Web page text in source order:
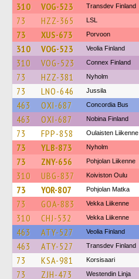
310 VOG-523 Transdev Finland
73 HZZ-365 LSL
73 XUS-673 Porvoon
310 VOG-523 Veolia Finland
310 VOG-523 Connex Finland
73 HZZ-381 Nyholm
73 LNO-646 Jussila
463 OXI-687 Concordia Bus
463 OXI-687 Nobina Finland
73 FPP-858 Oulaisten Liikenne
73 YLB-873 Nyholm
73 ZNY-656 Pohjolan Liikenne
310 UBG-837 Koiviston Oulu
73 YOR-807 Pohjolan Matka
73 GOA-883 Vekka Liikenne
310 CHJ-532 Vekka Liikenne
463 ATY-527 Veolia Finland
463 ATY-527 Transdev Finland
73 KSA-981 Korsisaari
73 ZJH-473 Westendin Linja